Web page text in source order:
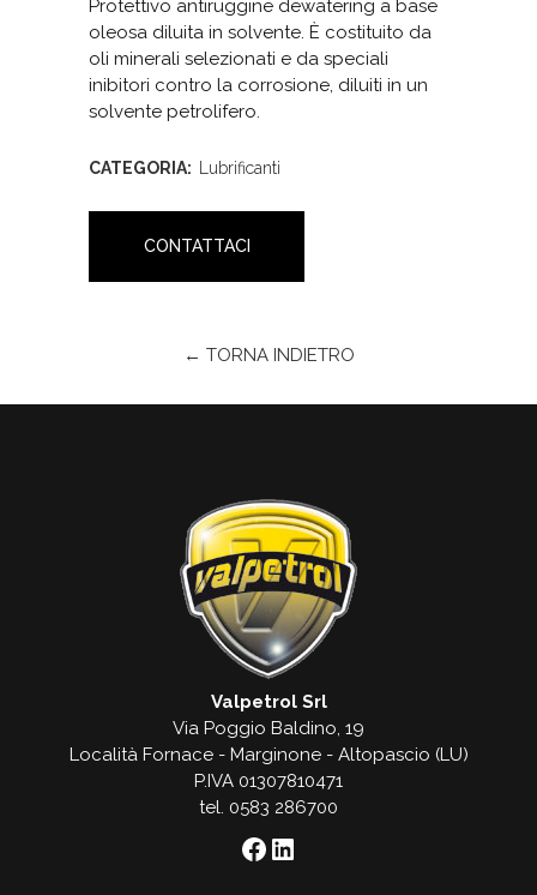
Protettivo antiruggine dewatering a base
oleosa diluita in solvente. È costituito da
oli minerali selezionati e da speciali
inibitori contro la corrosione, diluiti in un
solvente petrolifero.
CATEGORIA: Lubrificanti
CONTATTACI
← TORNA INDIETRO
Valpetrol Srl
Via Poggio Baldino, 19
Località Fornace - Marginone - Altopascio (LU)
P.IVA 01307810471
tel. 0583 286700
Facebook
LinkedIn